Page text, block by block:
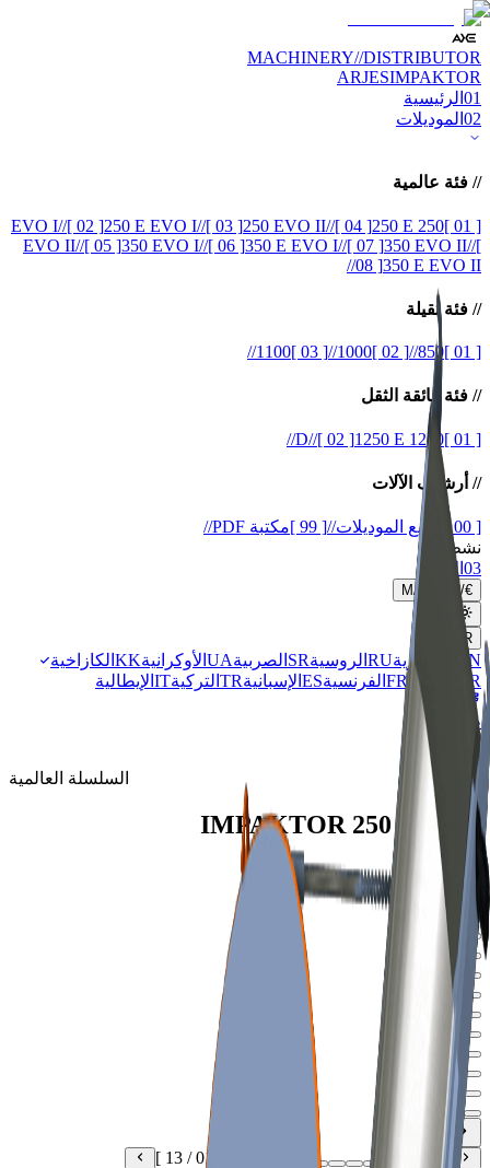
MACHINERY//DISTRIBUTOR
ARJESIMPAKTOR
01 الرئيسية
02 الموديلات
// فئة عالمية
[ 01 ]
250 EVO I
//[ 02 ]250 E EVO I//[ 03 ]250 EVO II//[ 04 ]250 E
EVO II//[ 05 ]350 EVO I//[ 06 ]350 E EVO I//[ 07 ]350 EVO II//[
08 ]350 E EVO II
//
// فئة ثقيلة
[ 01 ]
850
//
[ 02 ]
1000
//
[ 03 ]
1100
//
// فئة فائقة الثقل
[ 01 ]
1250 D
//[ 02 ]1250 E
//
// أرشيف الآلات
[ 00 ] جميع الموديلات//
[ 99 ] مكتبة PDF
//
نشط
03 الأخبار
€
/
$
M/FT
AR
EN الإنجليزيةRU الروسيةSR الصربيةUA الأوكرانيةKK الكازاخية
AR
العربية FR الفرنسيةES الإسبانيةTR التركيةIT الإيطالية
طلب
السلسلة العالمية
IMPAKTOR 250 EVO II
01
/
13
]